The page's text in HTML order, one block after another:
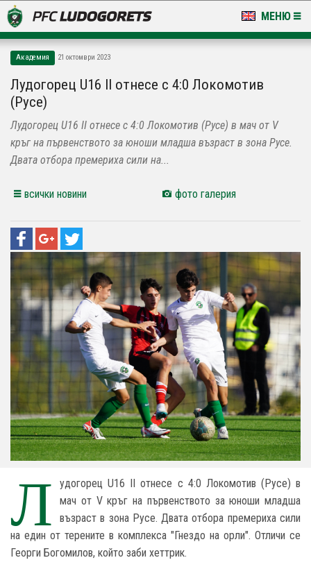
МЕНЮ
LUDOGORETS TV
НА ТЕРЕНА
СТАДИОН & БАЗИ
Академия 21 октомври 2023
Лудогорец U16 II отнесе с 4:0 Локомотив
(Русе)
Лудогорец U16 II отнесе с 4:0 Локомотив (Русе) в мач от V
кръг на първенството за юноши младша възраст в зона Русе.
Двата отбора премериха сили на...
всички новини фото галерия
Л
удогорец U16 II отнесе с 4:0 Локомотив (Русе) в
мач от V кръг на първенството за юноши младша
възраст в зона Русе. Двата отбора премериха сили
на един от терените в комплекса "Гнездо на орли". Отличи се
Георги Богомилов, който заби хеттрик.